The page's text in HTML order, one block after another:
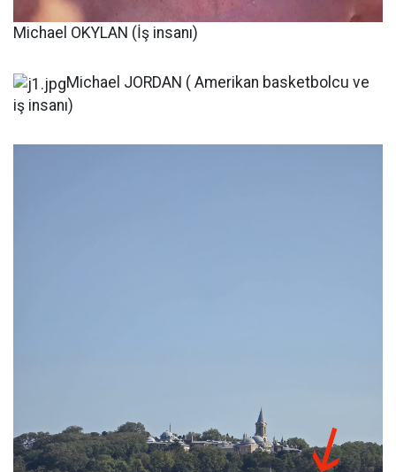
Michael OKYLAN (İş insanı)
Michael JORDAN ( Amerikan basketbolcu ve
iş insanı)